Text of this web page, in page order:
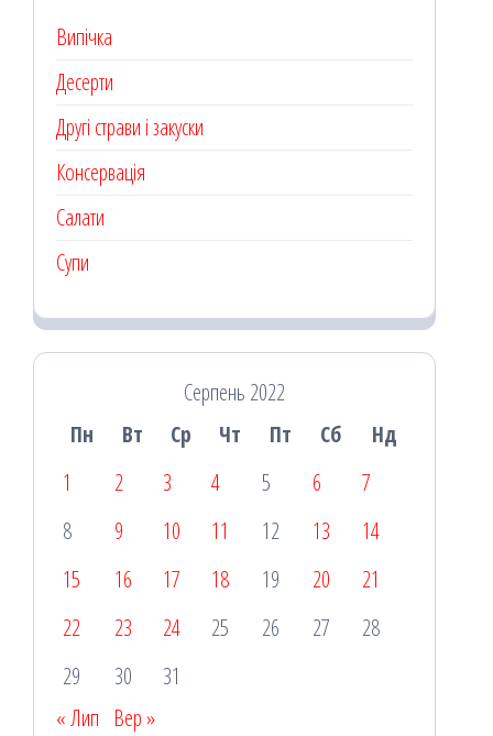
Випічка
Десерти
Другі страви і закуски
Консервація
Салати
Супи
Серпень 2022
Пн
Вт Ср Чт Пт Сб
Нд
1
2 3 4 5 6
7
8
9 10 11 12 13
14
15
16 17 18 19 20
21
22
23 24 25 26 27
28
29
30
31
« Лип Вер »